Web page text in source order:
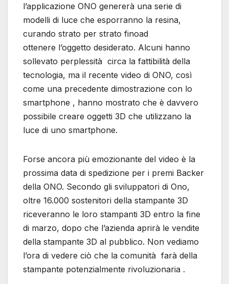
l’applicazione ONO genererà una serie di
modelli di luce che esporranno la resina,
curando strato per strato finoad
ottenere l’oggetto desiderato. Alcuni hanno
sollevato perplessità circa la fattibilità della
tecnologia, ma il recente video di ONO, così
come una precedente dimostrazione con lo
smartphone , hanno mostrato che è davvero
possibile creare oggetti 3D che utilizzano la
luce di uno smartphone.
Forse ancora più emozionante del video è la
prossima data di spedizione per i premi Backer
della ONO. Secondo gli sviluppatori di Ono,
oltre 16.000 sostenitori della stampante 3D
riceveranno le loro stampanti 3D entro la fine
di marzo, dopo che l’azienda aprirà le vendite
della stampante 3D al pubblico. Non vediamo
l’ora di vedere ciò che la comunità farà della
stampante potenzialmente rivoluzionaria .